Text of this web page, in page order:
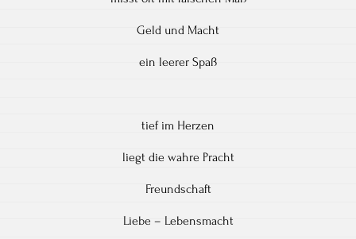
Geld und Macht
ein leerer Spaß
tief im Herzen
liegt die wahre Pracht
Freundschaft
Liebe – Lebensmacht